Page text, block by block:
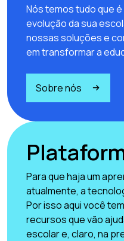
Nós temos tudo que
evolução da sua
nossas soluções e
em transformar a
Sobre nós
Para que haja um
atualmente, a
Por isso aqui você
recursos que vão
escolar e, claro, na